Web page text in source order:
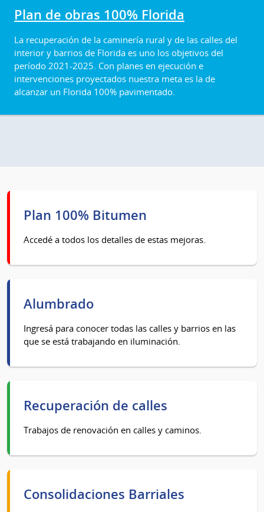
Plan de obras 100% Florida
La recuperación de la caminería rural y de las calles del
interior y barrios de Florida es uno los objetivos del
período 2021-2025. Con planes en ejecución e
intervenciones proyectados nuestra meta es la de
alcanzar un Florida 100% pavimentado.
Plan 100% Bitumen
Accedé a todos los detalles de estas mejoras.
Alumbrado
Ingresá para conocer todas las calles y barrios en las
que se está trabajando en iluminación.
Recuperación de calles
Trabajos de renovación en calles y caminos.
Consolidaciones Barriales